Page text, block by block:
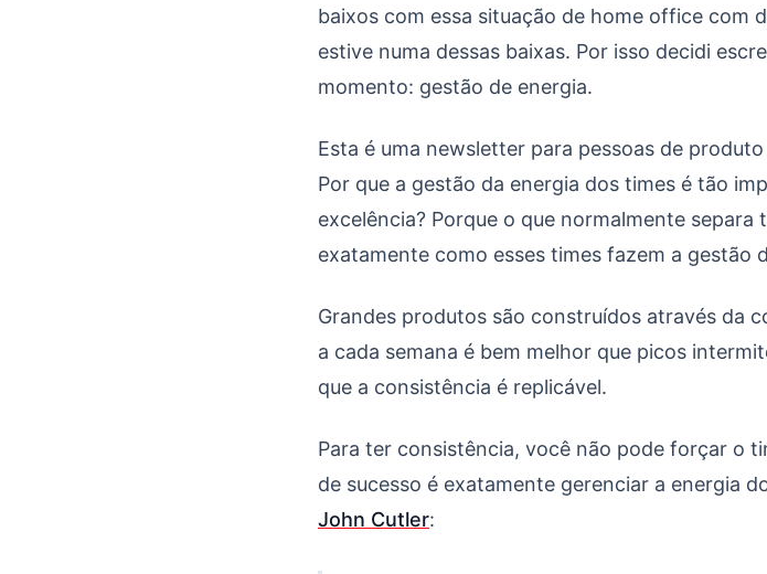
baixos com essa situação de home office com
estive numa dessas baixas. Por isso decidi
momento: gestão de energia.
Esta é uma newsletter para pessoas de
Por que a gestão da energia dos times é tão
excelência? Porque o que normalmente separa
exatamente como esses times fazem a gestão
Grandes produtos são construídos através da
a cada semana é bem melhor que picos
que a consistência é replicável.
Para ter consistência, você não pode forçar o
de sucesso é exatamente gerenciar a energia
John Cutler: